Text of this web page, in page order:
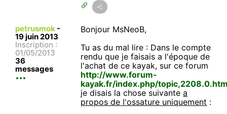
petrusmok -
19 juin 2013
Inscription :
01/05/2013
36
messages
Bonjour MsNeoB,
Tu as du mal lire : Dans le compte
rendu que je faisais a l'époque de
l'achat de ce kayak, sur ce forum
http://www.forum-
kayak.fr/index.php/
je disais la chose suivantea
propos de l'ossature uniquement :